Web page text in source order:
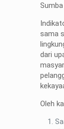
sama
dari
Oleh